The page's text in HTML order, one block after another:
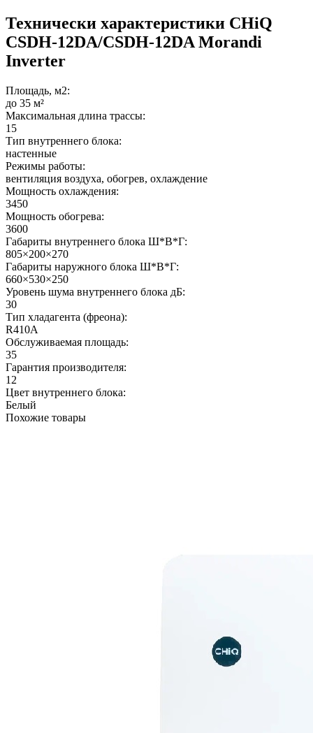
Технически характеристики CHiQ
CSDH-12DA/CSDH-12DA Morandi
Inverter
Площадь, м2:
до 35 м²
Максимальная длина трассы:
15
Тип внутреннего блока:
настенные
Режимы работы:
вентиляция воздуха, обогрев, охлаждение
Мощность охлаждения:
3450
Мощность обогрева:
3600
Габариты внутреннего блока Ш*В*Г:
805×200×270
Габариты наружного блока Ш*В*Г:
660×530×250
Уровень шума внутреннего блока дБ:
30
Тип хладагента (фреона):
R410A
Обслуживаемая площадь:
35
Гарантия производителя:
12
Цвет внутреннего блока:
Белый
Похожие товары